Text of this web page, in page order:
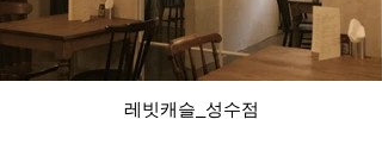
레빗캐슬_성수점